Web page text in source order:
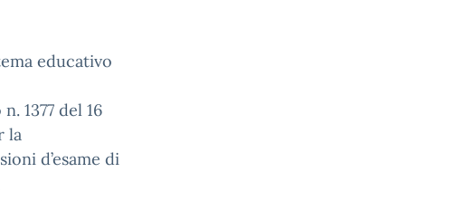
educativo
1377 del 16
la
d’esame di